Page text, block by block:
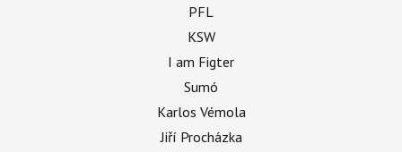
PFL
KSW
I am Figter
Sumó
Karlos Vémola
Jiří Procházka